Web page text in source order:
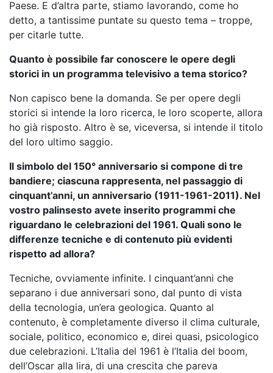
Paese. E d’altra parte, stiamo lavorando, come ho
detto, a tantissime puntate su questo tema – troppe,
per citarle tutte.
Quanto è possibile far conoscere le opere degli
storici in un programma televisivo a tema storico?
Non capisco bene la domanda. Se per opere degli
storici si intende la loro ricerca, le loro scoperte, allora
ho già risposto. Altro è se, viceversa, si intende il titolo
del loro ultimo saggio.
Il simbolo del 150° anniversario si compone di tre
bandiere; ciascuna rappresenta, nel passaggio di
cinquant’anni, un anniversario (1911-1961-2011). Nel
vostro palinsesto avete inserito programmi che
riguardano le celebrazioni del 1961. Quali sono le
differenze tecniche e di contenuto più evidenti
rispetto ad allora?
Tecniche, ovviamente infinite. I cinquant’anni che
separano i due anniversari sono, dal punto di vista
della tecnologia, un’era geologica. Quanto al
contenuto, è completamente diverso il clima culturale,
sociale, politico, economico e, direi quasi, psicologico
due celebrazioni. L’Italia del 1961 è l’Italia del boom,
dell’Oscar alla lira, di una crescita che pareva